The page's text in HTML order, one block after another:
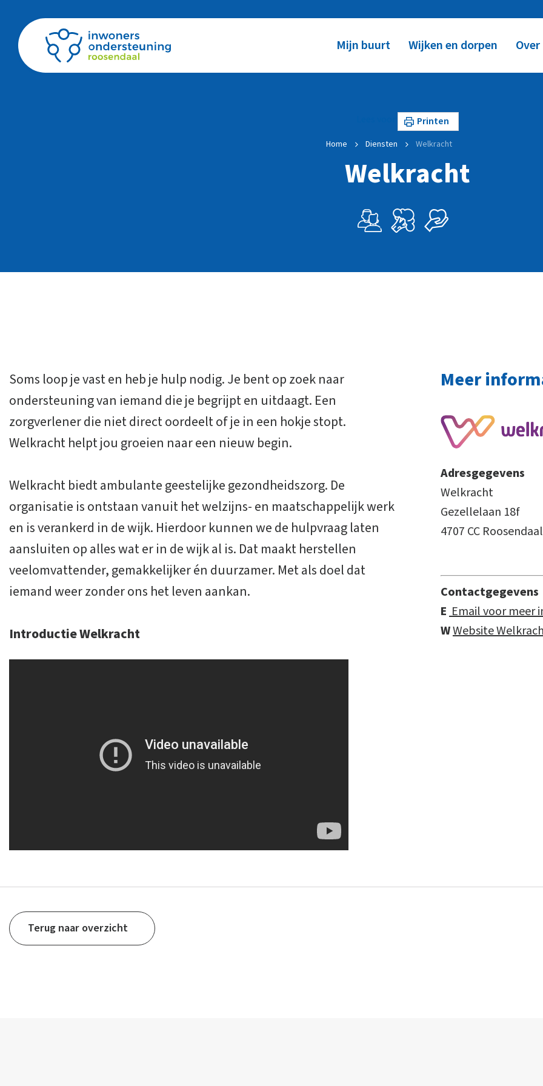
Mijn buurt Wijken en dorpen
Printen
Home Diensten Welkracht
Welkracht
Soms loop je vast en heb je hulp nodig. Je bent op zoek naar
ondersteuning van iemand die je begrijpt en uitdaagt. Een
zorgverlener die niet direct oordeelt of je in een hokje stopt.
Welkracht helpt jou groeien naar een nieuw begin.
Welkracht biedt ambulante geestelijke gezondheidszorg. De
organisatie is ontstaan vanuit het welzijns- en maatschappelijk werk
en is verankerd in de wijk. Hierdoor kunnen we de hulpvraag laten
aansluiten op alles wat er in de wijk al is. Dat maakt herstellen
veelomvattender, gemakkelijker én duurzamer. Met als doel dat
iemand weer zonder ons het leven aankan.
Introductie Welkracht
Meer
Adresgegevens
Welkracht
Gezellelaan 18f
4707 CC Roosendaal
Contactgegevens
EEmail voor meer
WWebsite
Terug naar overzicht